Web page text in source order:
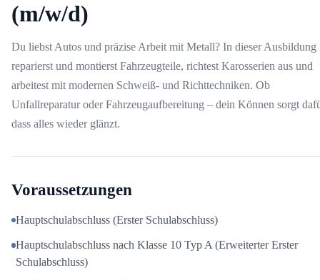
(m/w/d)
Du liebst Autos und präzise Arbeit mit Metall? In dieser Ausbildung
reparierst und montierst Fahrzeugteile, richtest Karosserien aus und
arbeitest mit modernen Schweiß- und Richttechniken. Ob
Unfallreparatur oder Fahrzeugaufbereitung – dein Können sorgt
dass alles wieder glänzt.
Voraussetzungen
Hauptschulabschluss (Erster Schulabschluss)
Hauptschulabschluss nach Klasse 10 Typ A (Erweiterter Erster
Schulabschluss)